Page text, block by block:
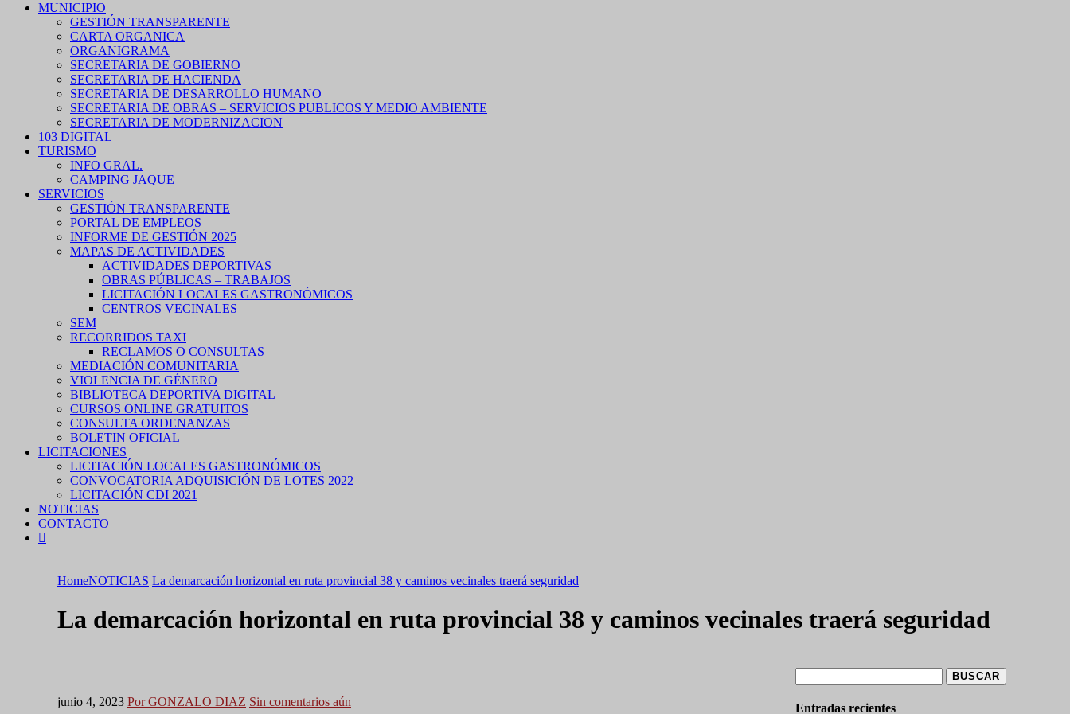
MUNICIPIO
GESTIÓN TRANSPARENTE
CARTA ORGANICA
ORGANIGRAMA
SECRETARIA DE GOBIERNO
SECRETARIA DE HACIENDA
SECRETARIA DE DESARROLLO HUMANO
SECRETARIA DE OBRAS – SERVICIOS PUBLICOS Y MEDIO AMBIENTE
SECRETARIA DE MODERNIZACION
103 DIGITAL
TURISMO
INFO GRAL.
CAMPING JAQUE
SERVICIOS
GESTIÓN TRANSPARENTE
PORTAL DE EMPLEOS
INFORME DE GESTIÓN 2025
MAPAS DE ACTIVIDADES
ACTIVIDADES DEPORTIVAS
OBRAS PÚBLICAS – TRABAJOS
LICITACIÓN LOCALES GASTRONÓMICOS
CENTROS VECINALES
SEM
RECORRIDOS TAXI
RECLAMOS O CONSULTAS
MEDIACIÓN COMUNITARIA
VIOLENCIA DE GÉNERO
BIBLIOTECA DEPORTIVA DIGITAL
CURSOS ONLINE GRATUITOS
CONSULTA ORDENANZAS
BOLETIN OFICIAL
LICITACIONES
LICITACIÓN LOCALES GASTRONÓMICOS
CONVOCATORIA ADQUISICIÓN DE LOTES 2022
LICITACIÓN CDI 2021
NOTICIAS
CONTACTO
HomeNOTICIAS La demarcación horizontal en ruta provincial 38 y caminos vecinales traerá seguridad
La demarcación horizontal en ruta provincial 38 y caminos vecinales traerá seguridad
junio 4, 2023 Por GONZALO DIAZ Sin comentarios aún
Entradas recientes